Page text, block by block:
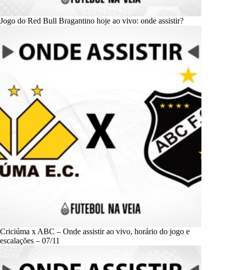
Jogo do Red Bull Bragantino hoje ao vivo: onde assistir?
Criciúma x ABC – Onde assistir ao vivo, horário do jogo e
escalações – 07/11